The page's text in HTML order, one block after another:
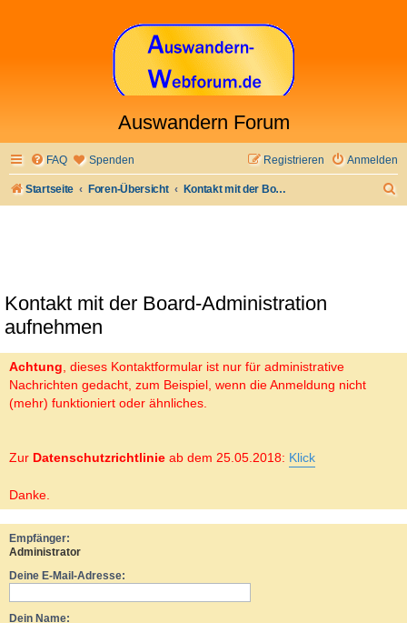
Auswandern Forum
FAQ Spenden Anmelden
Registrieren
Startseite Foren-Übersicht Kontakt mit der Board-Administration aufnehmen
Kontakt mit der Board-Administration
aufnehmen
Achtung , dieses Kontaktformular ist nur für administrative
Nachrichten gedacht, zum Beispiel, wenn die Anmeldung nicht
(mehr) funktioniert oder ähnliches.
Zur Datenschutzrichtlinie ab dem 25.05.2018: Klick
Danke.
Empfänger:
Administrator
Deine E-Mail-Adresse:
Dein Name: